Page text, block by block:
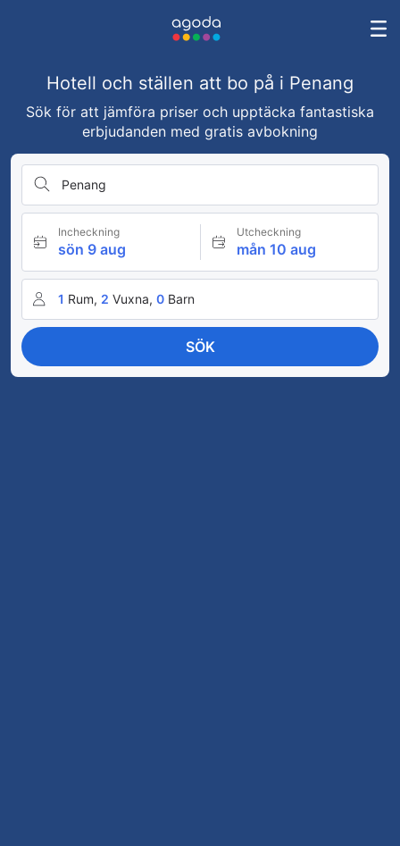
Hotell och ställen att bo på i Penang
Sök för att jämföra priser och upptäcka fantastiska
erbjudanden med gratis avbokning
Penang
Incheckning
sön 9 aug
Utcheckning
mån 10 aug
1 Rum, 2 Vuxna, 0 Barn
SÖK